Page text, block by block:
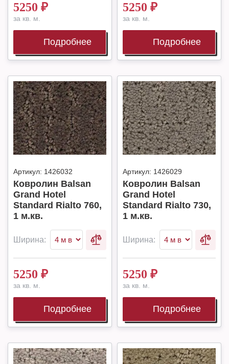
5250 ₽
за кв. м.
Подробнее
5250 ₽
за кв. м.
Подробнее
Артикул: 1426032
Ковролин Balsan
Grand Hotel
Standard Rialto 760,
1 м.кв.
Ширина:
5250 ₽
за кв. м.
Подробнее
Артикул: 1426029
Ковролин Balsan
Grand Hotel
Standard Rialto 730,
1 м.кв.
Ширина:
5250 ₽
за кв. м.
Подробнее